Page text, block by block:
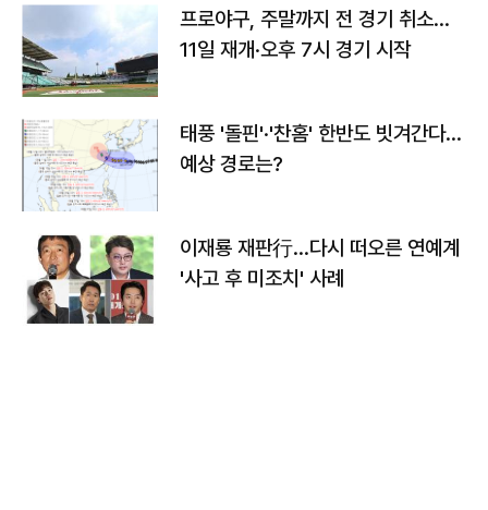
프로야구, 주말까지 전 경기 취소…
11일 재개·오후 7시 경기 시작
태풍 '돌핀'·'찬홈' 한반도 빗겨간다…
예상 경로는?
이재룡 재판行…다시 떠오른 연예계
'사고 후 미조치' 사례